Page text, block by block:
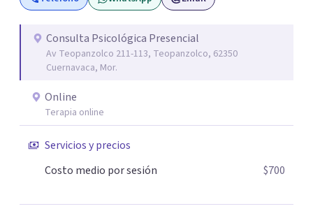
Consulta Psicológica Presencial
Av Teopanzolco 211-113, Teopanzolco, 62350
Cuernavaca, Mor.
Online
Terapia online
Servicios y precios
Costo medio por sesión
$700